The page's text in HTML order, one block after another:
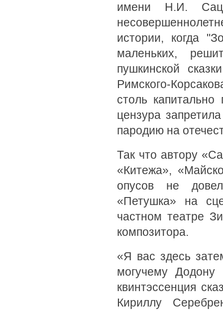
имени Н.И.
истории, когда
маленьких,
пушкинской
Римского-
столь
цензура
пародию на
Так что автору
«Китежа»,
опусов не
«Петушка» на
частном театре
композитора.
«Я вас здесь
могучему
квинтэссенция
Кириллу